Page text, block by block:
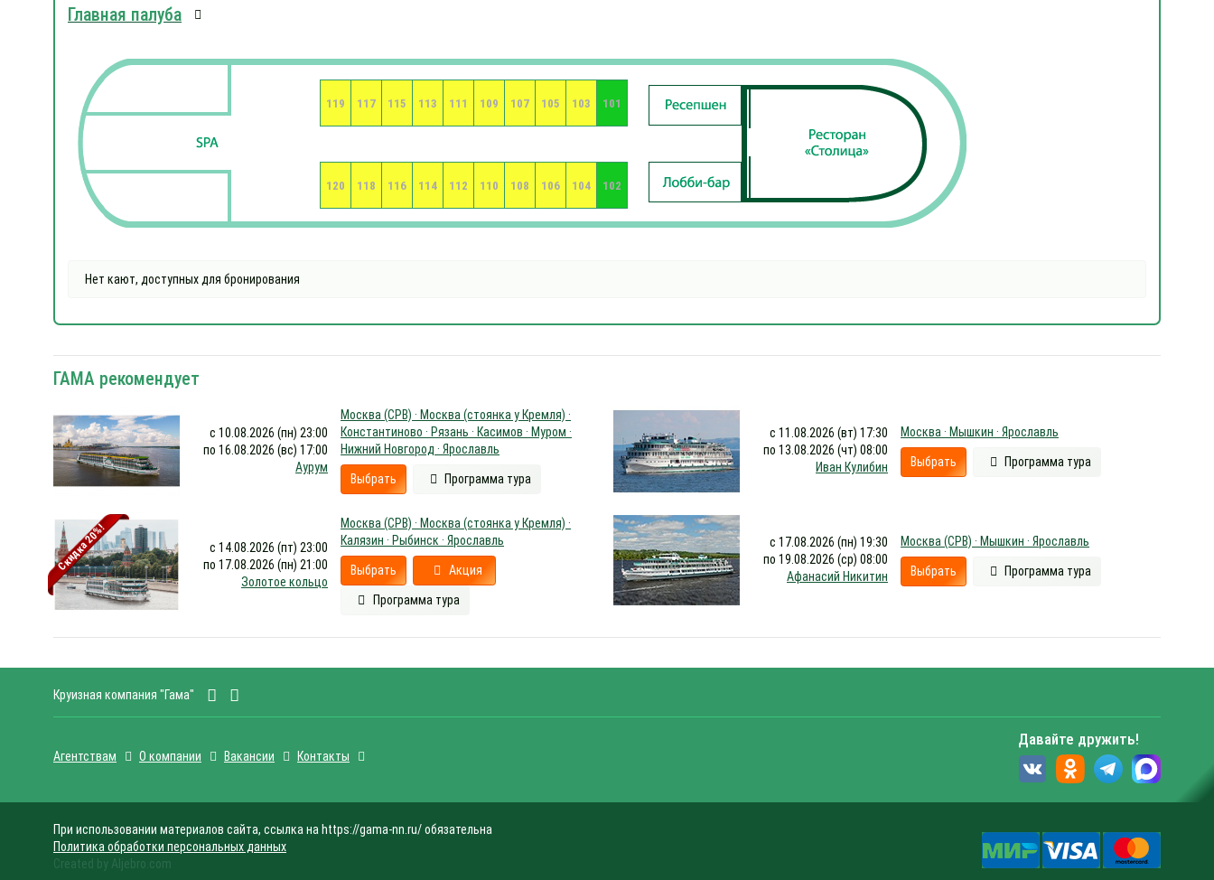
Главная палуба
101
102
103
104
105
106
107
108
109
110
111
112
113
114
115
116
117
118
119
120
Нет кают, доступных для бронирования
ГАМА рекомендует
с 10.08.2026 (пн) 23:00
по 16.08.2026 (вс) 17:00
Аурум
Москва (СРВ) · Москва (стоянка у Кремля) ·
Константиново · Рязань · Касимов · Муром ·
Нижний Новгород · Ярославль
Выбрать Программа тура
с 11.08.2026 (вт) 17:30
по 13.08.2026 (чт) 08:00
Иван Кулибин
Москва · Мышкин · Ярославль
Выбрать Программа тура
Скидка 20%!
с 14.08.2026 (пт) 23:00
по 17.08.2026 (пн) 21:00
Золотое кольцо
Москва (СРВ) · Москва (стоянка у Кремля) ·
Калязин · Рыбинск · Ярославль
Выбрать Акция
Программа тура
с 17.08.2026 (пн) 19:30
по 19.08.2026 (ср) 08:00
Афанасий Никитин
Москва (СРВ) · Мышкин · Ярославль
Выбрать Программа тура
Круизная компания "Гама"
Агентствам О компании Вакансии Контакты
Давайте дружить!
При использовании материалов сайта, ссылка на https://gama-nn.ru/ обязательна
Политика обработки персональных данных
Created by Aljebro.com